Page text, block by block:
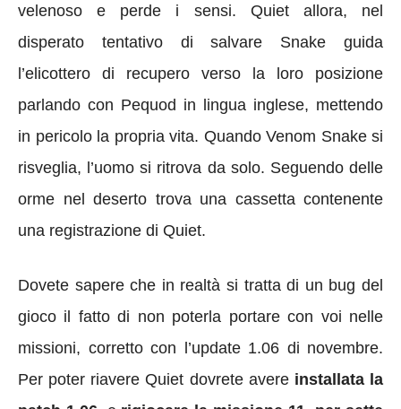
velenoso e perde i sensi. Quiet allora, nel
disperato tentativo di salvare Snake guida
l’elicottero di recupero verso la loro posizione
parlando con Pequod in lingua inglese, mettendo
in pericolo la propria vita. Quando Venom Snake si
risveglia, l’uomo si ritrova da solo. Seguendo delle
orme nel deserto trova una cassetta contenente
una registrazione di Quiet.
Dovete sapere che in realtà si tratta di un bug del
gioco il fatto di non poterla portare con voi nelle
missioni, corretto con l’update 1.06 di novembre.
Per poter riavere Quiet dovrete avere installata la